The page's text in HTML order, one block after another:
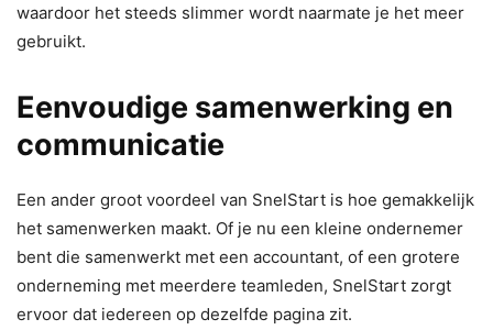
waardoor het steeds slimmer wordt naarmate je het meer
gebruikt.
Eenvoudige samenwerking en
communicatie
Een ander groot voordeel van SnelStart is hoe gemakkelijk
het samenwerken maakt. Of je nu een kleine ondernemer
bent die samenwerkt met een accountant, of een grotere
onderneming met meerdere teamleden, SnelStart zorgt
ervoor dat iedereen op dezelfde pagina zit.